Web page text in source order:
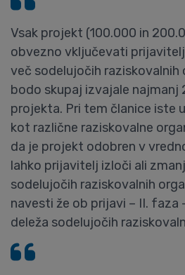
Vsak projekt (100.000 in
obvezno vključevati
več sodelujočih raziskovalnih
bodo skupaj izvajale najmanj
projekta. Pri tem članice iste
kot različne raziskovalne
da je projekt odobren v
lahko prijavitelj izloči ali
sodelujočih raziskovalnih
navesti že ob prijavi – II. faza
deleža sodelujočih